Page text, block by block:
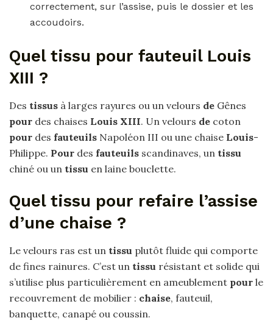
correctement, sur l’assise, puis le dossier et les
accoudoirs.
Quel tissu pour fauteuil Louis
XIII ?
Des tissus à larges rayures ou un velours de Gênes
pour des chaises Louis XIII. Un velours de coton
pour des fauteuils Napoléon III ou une chaise Louis-
Philippe. Pour des fauteuils scandinaves, un tissu
chiné ou un tissu en laine bouclette.
Quel tissu pour refaire l’assise
d’une chaise ?
Le velours ras est un tissu plutôt fluide qui comporte
de fines rainures. C’est un tissu résistant et solide qui
s’utilise plus particulièrement en ameublement pour le
recouvrement de mobilier : chaise, fauteuil,
banquette, canapé ou coussin.